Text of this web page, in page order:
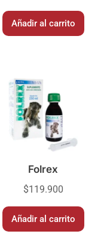
Añadir al carrito
Folrex
$119.900
Añadir al carrito